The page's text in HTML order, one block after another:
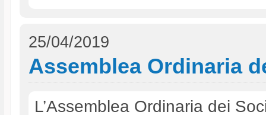
25/04/2019
Assemblea Ordinaria
L’Assemblea Ordinaria dei